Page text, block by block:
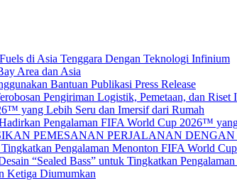
di Asia Tenggara Dengan Teknologi Infinium
Area dan Asia
Bantuan Publikasi Press Release
Pengiriman Logistik, Pemetaan, dan
yang Lebih Seru dan Imersif dari Rumah
Pengalaman FIFA World Cup 2026™
PEMESANAN PERJALANAN
Pengalaman Menonton FIFA World
“Sealed Bass” untuk Tingkatkan
Ketiga Diumumkan